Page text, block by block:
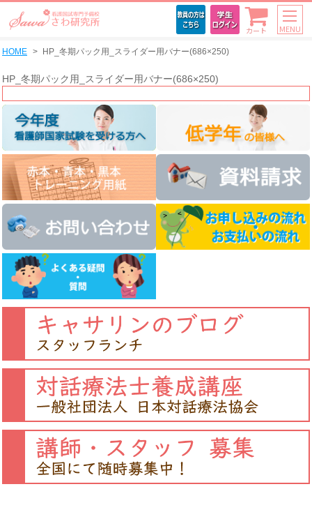
カート MENU
HOME HP_冬期パック用_スライダー用バナー(686×250)
HP_冬期パック用_スライダー用バナー(686×250)